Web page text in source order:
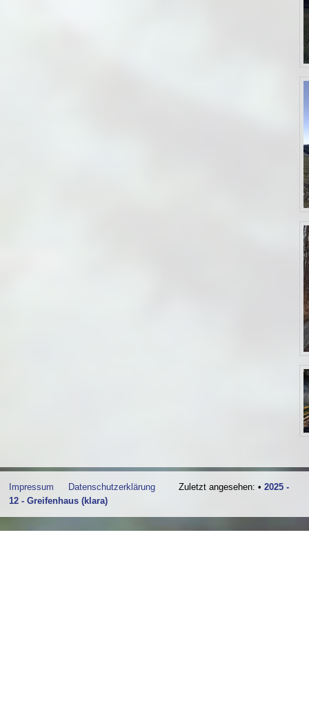
Impressum Datenschutzerklärung Zuletzt angesehen: • 2025 -
12 - Greifenhaus (klara)